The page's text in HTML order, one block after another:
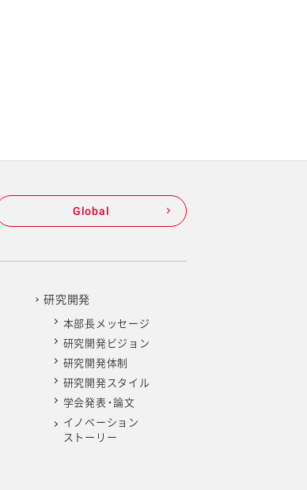
Global
研究開発
本部長メッセージ
研究開発ビジョン
研究開発体制
研究開発スタイル
学会発表・論文
イノベーション
ストーリー